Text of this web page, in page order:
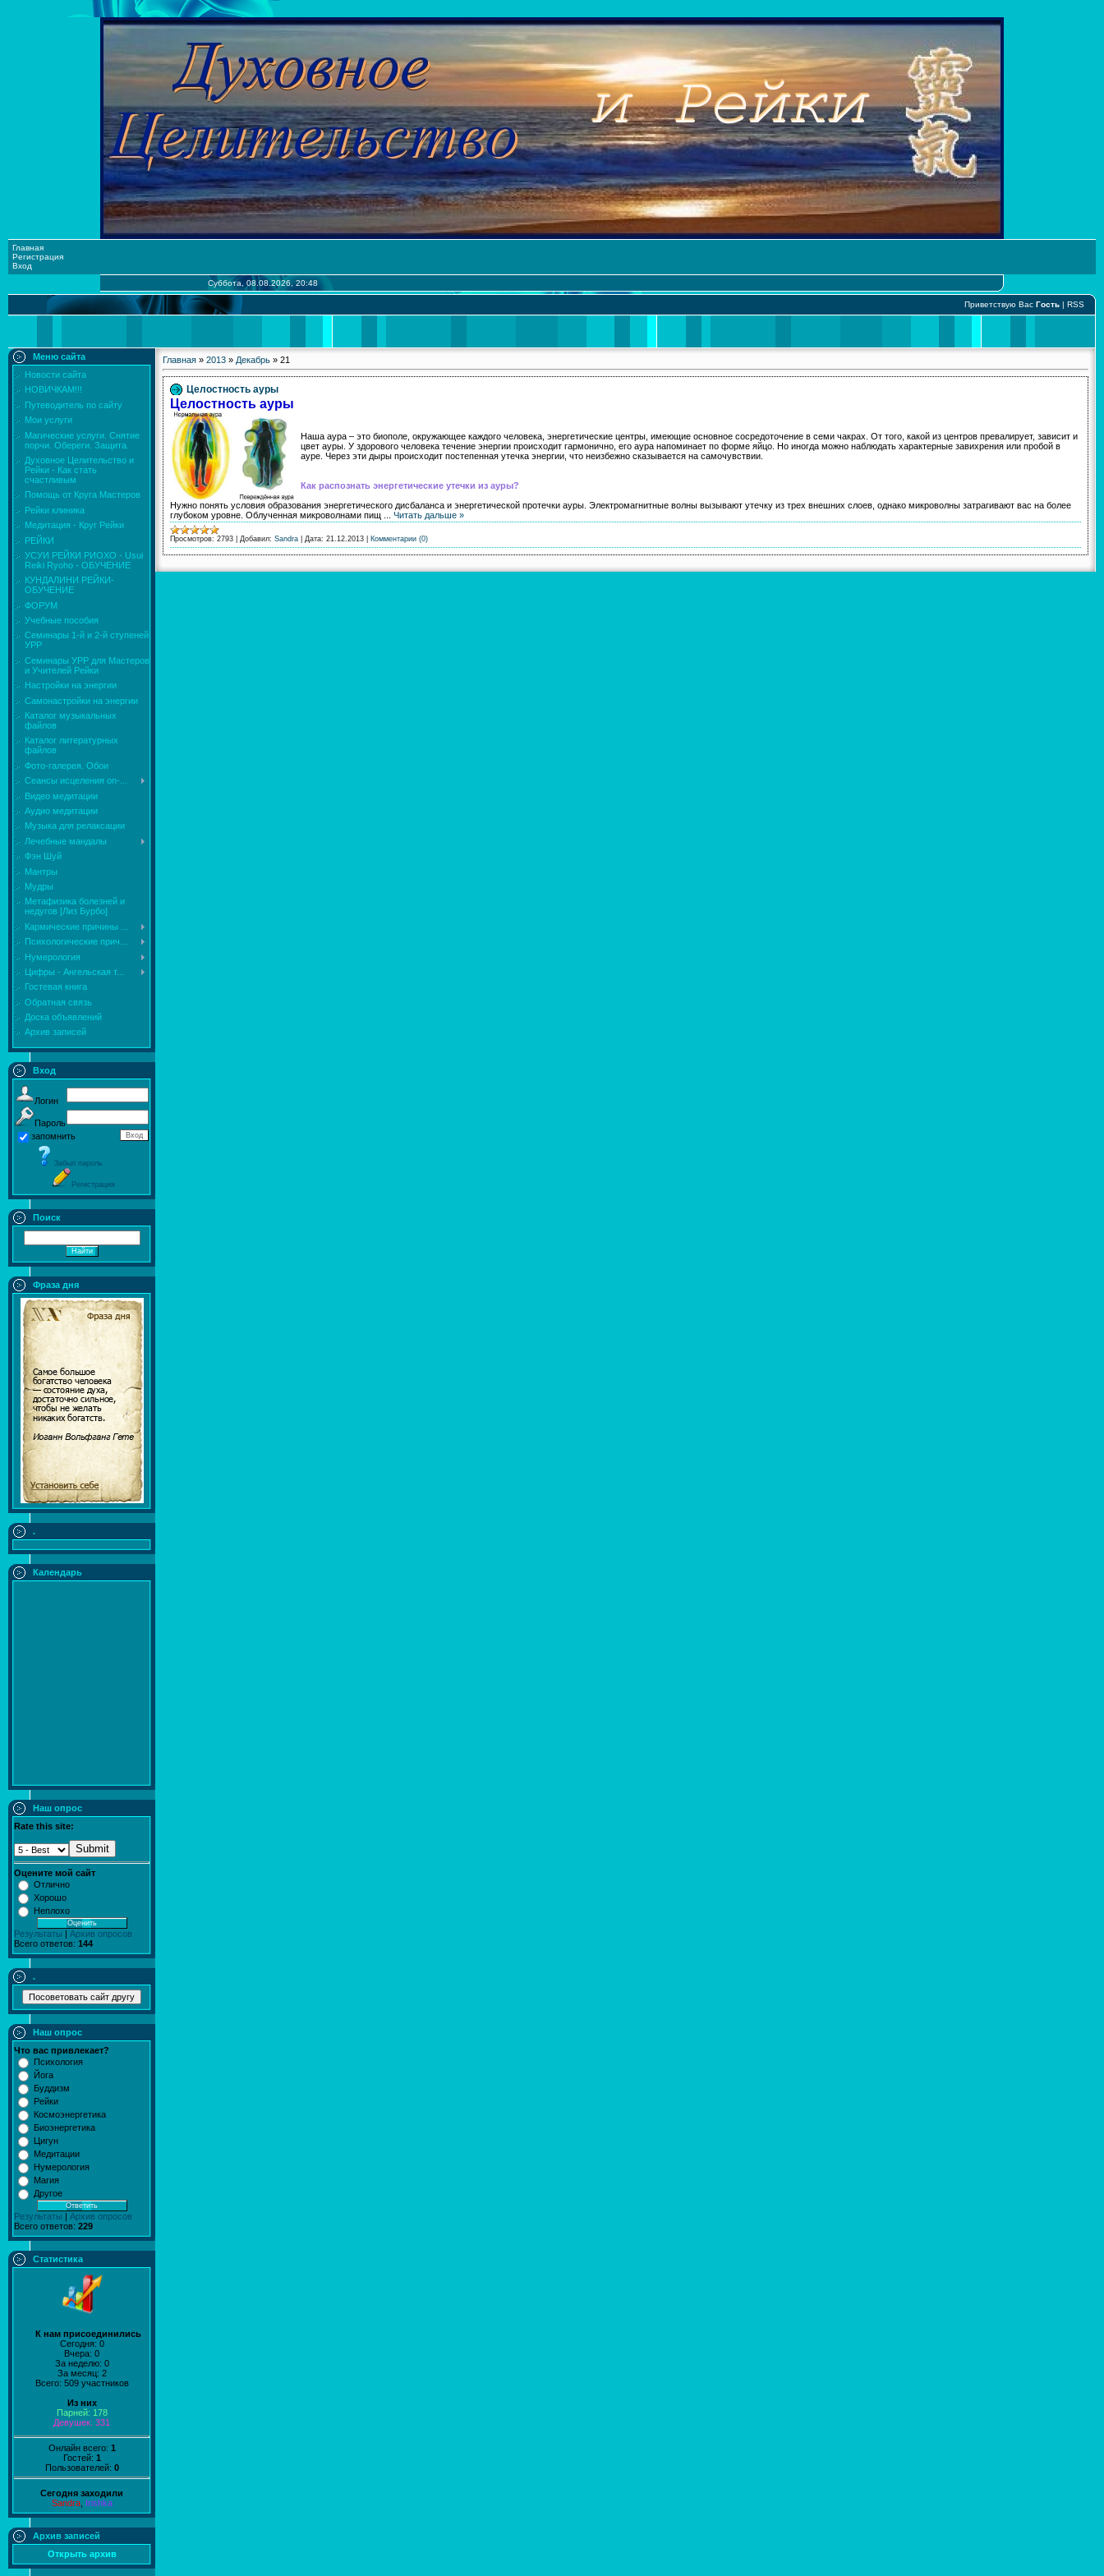
Главная
Регистрация
Вход
Суббота, 08.08.2026, 20:48
Приветствую Вас Гость | RSS
Меню сайта
Новости сайта
НОВИЧКАМ!!!
Путеводитель по сайту
Мои услуги
Магические услуги. Снятие
порчи. Обереги. Защита.
Духовное Целительство и
Рейки - Как стать
счастливым
Помощь от Круга Мастеров
Рейки клиника
Медитация - Круг Рейки
РЕЙКИ
УСУИ РЕЙКИ РИОХО - Usui
Reiki Ryoho - ОБУЧЕНИЕ
КУНДАЛИНИ РЕЙКИ-
ОБУЧЕНИЕ
ФОРУМ
Учебные пособия
Семинары 1-й и 2-й ступеней
УРР
Семинары УРР для Мастеров
и Учителей Рейки
Настройки на энергии
Самонастройки на энергии
Каталог музыкальных
файлов
Каталог литературных
файлов
Фото-галерея. Обои
Сеансы исцеления on-...
Видео медитации
Аудио медитации
Музыка для релаксации
Лечебные мандалы
Фэн Шуй
Мантры
Мудры
Mетафизика болезней и
недугов [Лиз Бурбо]
Кармические причины ...
Психологические прич...
Нумерология
Цифры - Ангельская т...
Гостевая книга
Обратная связь
Доска объявлений
Архив записей
Вход
Логин
Пароль
запомнить
Забыл пароль
Регистрация
Поиск
Фраза дня
.
Календарь
Наш опрос
Rate this site:
Submit
Оцените мой сайт
Отлично
Хорошо
Неплохо
Результаты
Архив опросов
Всего ответов: 144
.
Наш опрос
Что вас привлекает?
Психология
Йога
Буддизм
Рейки
Космоэнергетика
Биоэнергетика
Цигун
Медитации
Нумерология
Магия
Другое
Результаты | Архив опросов
Всего ответов: 229
Статистика
К нам присоединились
Сегодня: 0
Вчера: 0
За неделю: 0
За месяц: 2
Всего: 509 участников
Из них
Парней: 178
Девушек: 331
Онлайн всего: 1
Гостей: 1
Пользователей: 0
Сегодня заходили
Sandra, Irishka
Архив записей
Открыть архив
Главная » 2013 » Декабрь » 21
Целостность ауры
Целостность ауры
Наша аура – это биополе, окружающее каждого человека, энергетические центры, имеющие основное сосредоточение в семи чакрах. От того, какой из центров превалирует, зависит и
цвет ауры. У здорового человека течение энергии происходит гармонично, его аура напоминает по форме яйцо. Но иногда можно наблюдать характерные завихрения или пробой в
ауре. Через эти дыры происходит постепенная утечка энергии, что неизбежно сказывается на самочувствии.
Как распознать энергетические утечки из ауры?
Нужно понять условия образования энергетического дисбаланса и энергетической протечки ауры. Электромагнитные волны вызывают утечку из трех внешних слоев, однако микроволны затрагивают вас на более
глубоком уровне. Облученная микроволнами пищ
Читать дальше »
Просмотров: 2793 Добавил: Sandra Дата: 21.12.2013 Комментарии (0)